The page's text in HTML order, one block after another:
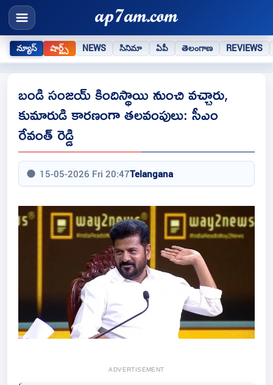
న్యూస్ షార్ట్స్ NEWS సినిమా ఏపీ తెలంగాణ REVIEWS
బండి సంజయ్ కిందిస్థాయి నుంచి వచ్చారు,
కుమారుడి కారణంగా తలవంపులు: సీఎం
రేవంత్ రెడ్డి
15-05-2026 Fri 20:47Telangana
ADVERTISEMENT